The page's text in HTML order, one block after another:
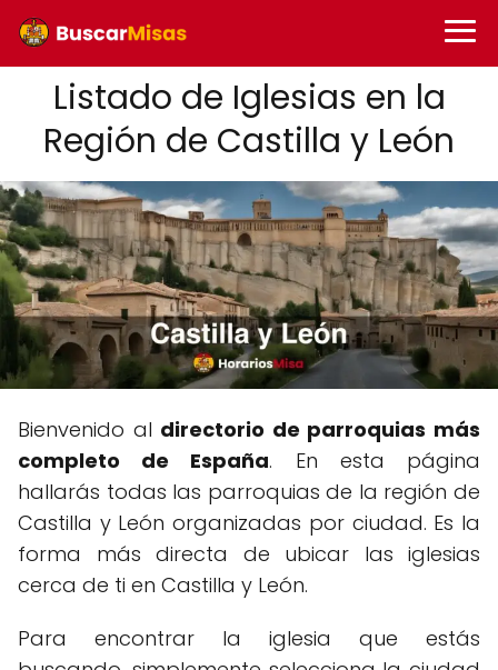
Listado de Iglesias en la
Región de Castilla y León
Bienvenido al directorio de parroquias más
completo de España. En esta página
hallarás todas las parroquias de la región de
Castilla y León organizadas por ciudad. Es la
forma más directa de ubicar las iglesias
cerca de ti en Castilla y León.
Para encontrar la iglesia que estás